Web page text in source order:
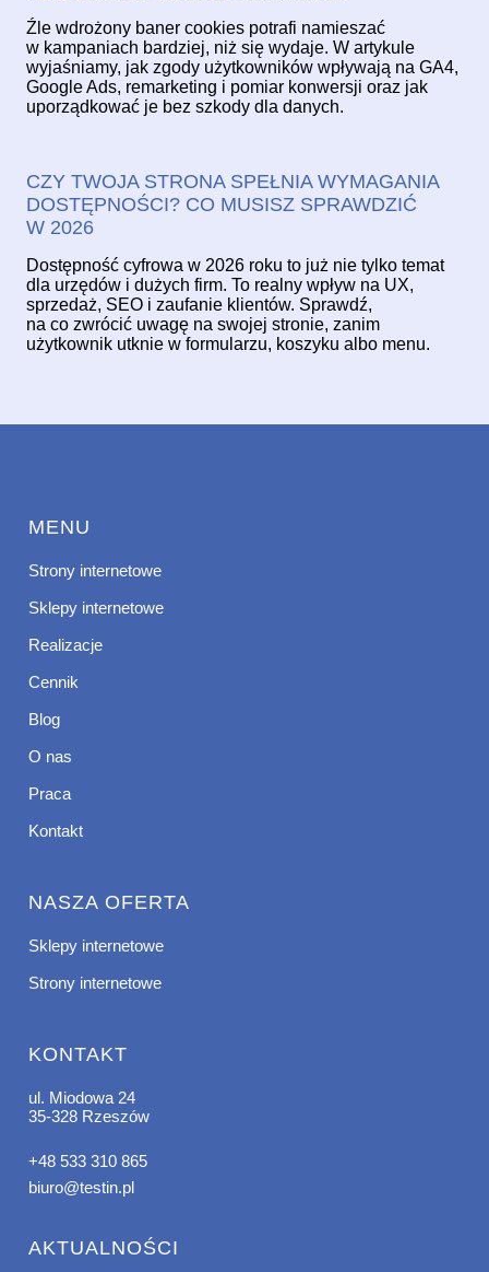
Źle wdrożony baner cookies potrafi namieszać
w kampaniach bardziej, niż się wydaje. W artykule
wyjaśniamy, jak zgody użytkowników wpływają na GA4,
Google Ads, remarketing i pomiar konwersji oraz jak
uporządkować je bez szkody dla danych.
CZY TWOJA STRONA SPEŁNIA WYMAGANIA
DOSTĘPNOŚCI? CO MUSISZ SPRAWDZIĆ
W 2026
Dostępność cyfrowa w 2026 roku to już nie tylko temat
dla urzędów i dużych firm. To realny wpływ na UX,
sprzedaż, SEO i zaufanie klientów. Sprawdź,
na co zwrócić uwagę na swojej stronie, zanim
użytkownik utknie w formularzu, koszyku albo menu.
MENU
Strony internetowe
Sklepy internetowe
Realizacje
Cennik
Blog
O nas
Praca
Kontakt
NASZA OFERTA
Sklepy internetowe
Strony internetowe
KONTAKT
ul. Miodowa 24
35-328 Rzeszów
+48 533 310 865
biuro@testin.pl
AKTUALNOŚCI